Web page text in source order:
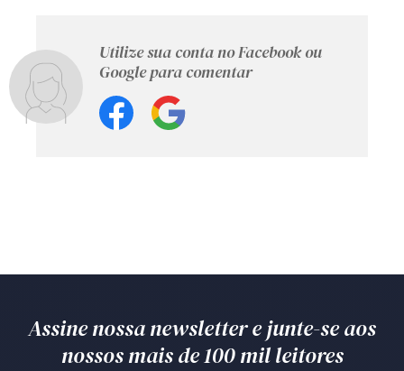
Utilize sua conta no Facebook ou
Google para comentar
Assine nossa newsletter e junte-se aos
nossos mais de 100 mil leitores